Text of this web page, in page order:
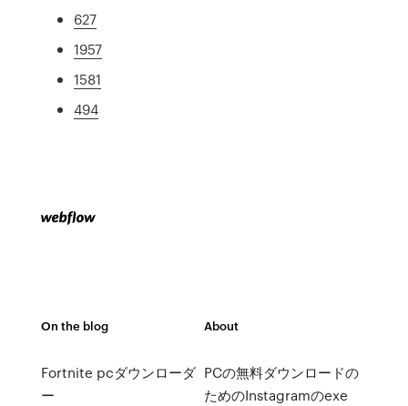
627
1957
1581
494
On the blog
Fortnite pcダウンローダ
ー
About
PCの無料ダウンロードの
ためのInstagramのexe